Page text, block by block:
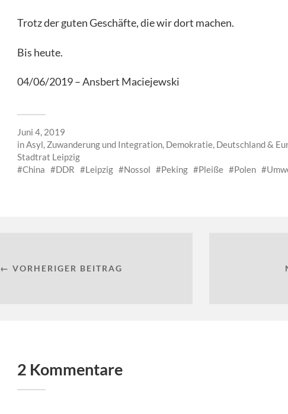
Trotz der guten Geschäfte, die wir dort machen.
Bis heute.
04/06/2019 – Ansbert Maciejewski
Juni 4, 2019
inAsyl, Zuwanderung und Integration, Demokratie, Deutschland &
Stadtrat Leipzig
China
DDR Leipzig Nossol Peking Pleiße Polen
← VORHERIGER BEITRAG
2 Kommentare